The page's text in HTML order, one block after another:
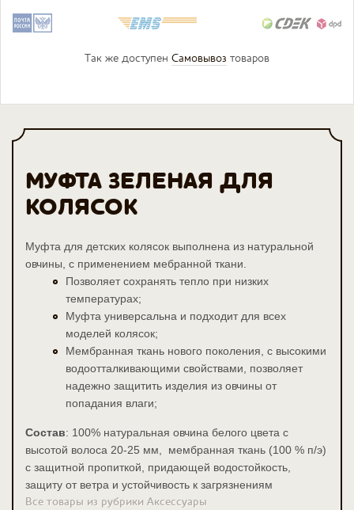
Так же доступен Самовывоз товаров
МУФТА ЗЕЛЕНАЯ ДЛЯ
КОЛЯСОК
Муфта для детских колясок выполнена из натуральной
овчины, с применением мебранной ткани.
Позволяет сохранять тепло при низких
температурах;
Муфта универсальна и подходит для всех
моделей колясок;
Мембранная ткань нового поколения, с высокими
водоотталкивающими свойствами, позволяет
надежно защитить изделия из овчины от
попадания влаги;
Состав: 100% натуральная овчина белого цвета с
высотой волоса 20-25 мм, мембранная ткань (100 % п/э)
с защитной пропиткой, придающей водостойкость,
защиту от ветра и устойчивость к загрязнениям
Все товары из рубрики Аксессуары